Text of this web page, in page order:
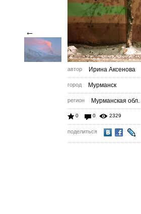
←
автор Ирина Аксенова
город Мурманск
регион Мурманская обл.
0 0 2329
поделиться